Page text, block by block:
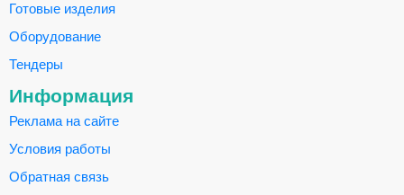
Готовые изделия
Оборудование
Тендеры
Информация
Реклама на сайте
Условия работы
Обратная связь